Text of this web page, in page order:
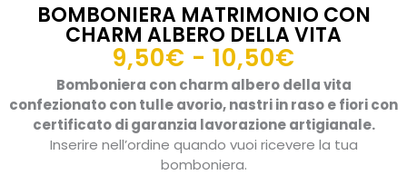
BOMBONIERA MATRIMONIO CON
CHARM ALBERO DELLA VITA
9,50€ - 10,50€
di
prezzo:
da
9,50€
Bomboniera con charm albero della vita
confezionato con tulle avorio, nastri in raso e fiori con
certificato di garanzia lavorazione artigianale.
Inserire nell’ordine quando vuoi ricevere la tua
bomboniera.